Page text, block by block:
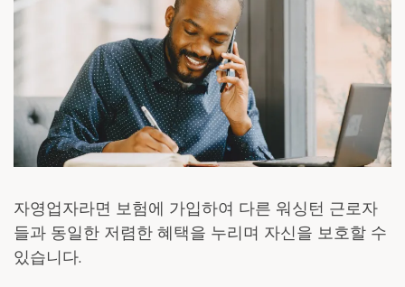
자영업자라면 보험에 가입하여 다른 워싱턴 근로자
들과 동일한 저렴한 혜택을 누리며 자신을 보호할 수
있습니다.